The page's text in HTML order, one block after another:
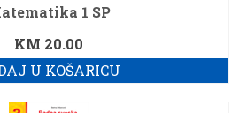
1 SP
KM 20.00
U KOŠARICU